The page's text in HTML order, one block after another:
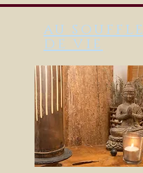
au souffle
de vie